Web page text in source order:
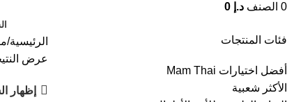
0 الصنف د.إ
فئات المنتجات
أفضل اختيارات Mam Thai
الأكثر شعبية
الرئيسية
عرض
إظهار